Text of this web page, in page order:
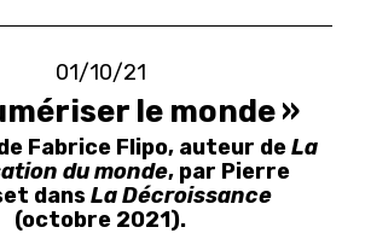
01/10/21
le monde »
Fabrice Flipo, auteur deLa
du monde, par Pierre
dans La Décroissance
(octobre 2021).